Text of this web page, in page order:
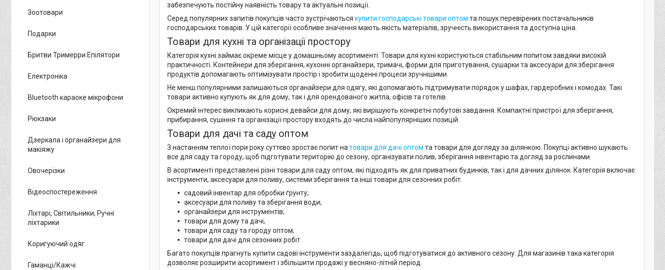
забезпечують постійну наявність товару та актуальні позиції.
Серед популярних запитів покупців часто зустрічаються купити господарські товари оптом та пошук перевірених постачальників
господарських товарів. У цій категорії особливе значення мають якість матеріалів, зручність використання та доступна ціна.
Товари для кухні та організації простору
Категорія кухні займає окреме місце у домашньому асортименті. Товари для кухні користуються стабільним попитом завдяки високій
практичності. Контейнери для зберігання, кухонні органайзери, тримачі, форми для приготування, сушарки та аксесуари для зберігання
продуктів допомагають оптимізувати простір і зробити щоденні процеси зручнішими.
Не менш популярними залишаються органайзери для одягу, які допомагають підтримувати порядок у шафах, гардеробних і комодах. Такі
товари активно купують як для дому, так і для орендованого житла, офісів та готелів.
Окремий інтерес викликають корисні девайси для дому, які вирішують конкретні побутові завдання. Компактні пристрої для зберігання,
прибирання, сушіння та організації простору входять до числа найпопулярніших позицій.
Товари для дачі та саду оптом
З настанням теплої пори року суттєво зростає попит на товари для дачі оптом та товари для догляду за ділянкою. Покупці активно шукають
все для саду та городу, щоб підготувати територію до сезону, організувати полив, зберігання інвентарю та догляд за рослинами.
В асортименті представлені різні товари для саду оптом, які підходять як для приватних будинків, так і для дачних ділянок. Категорія включає
інструменти, аксесуари для поливу, системи зберігання та інші товари для сезонних робіт.
садовий інвентар для обробки ґрунту;
аксесуари для поливу та зберігання води;
органайзери для інструментів;
товари для дому та дачі;
товари для саду та городу оптом;
товари для дачі для сезонних робіт.
Багато покупців прагнуть купити садові інструменти заздалегідь, щоб підготуватися до активного сезону. Для магазинів така категорія
дозволяє розширити асортимент і збільшити продажі у весняно-літній період.
Зоотовари
Подарки
Бритви Тримерри Епілятори
Електроніка
Bluetooth караоке мікрофони
Рюкзаки
Дзеркала і органайзери для
макіяжу
Овочерізки
Відеоспостереження
Ліхтарі, Світильники, Ручні
ліхтарики
Коригуючий одяг
Гаманці/Кажчі